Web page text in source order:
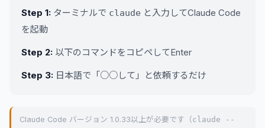
Step 1: ターミナルで claude と入力してClaude Code
を起動
Step 2: 以下のコマンドをコピペしてEnter
Step 3: 日本語で「○○して」と依頼するだけ
Claude Code バージョン 1.0.33以上が必要です（claude --